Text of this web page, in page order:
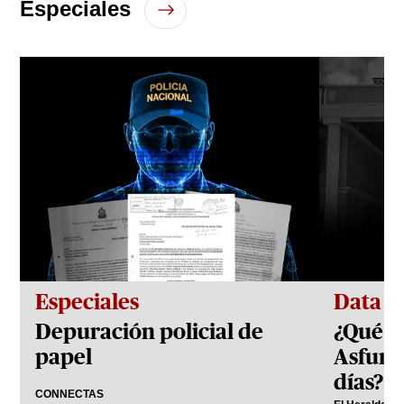
seconds
Especiales
Especiales
Depuración policial de
papel
CONNECTAS
Data
¿Qué
Asfura
días?: